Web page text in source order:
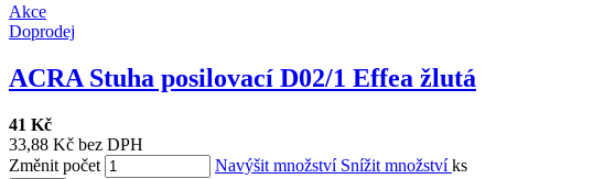
Akce
Doprodej
ACRA Stuha posilovací D02/1 Effea žlutá
41 Kč
33,88 Kč bez DPH
Změnit počet
Navýšit množství Snížit množstvíks